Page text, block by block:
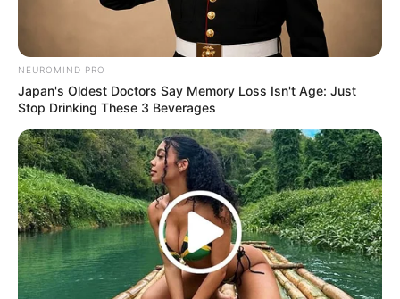
(foto: wikipedia)
6.Desert Long-Eared, salah satu spesies kelelawar
yang juga memiliki telinga panjang
NEUROMIND PRO
Japan's Oldest Doctors Say Memory Loss Isn't Age: Just
Stop Drinking These 3 Beverages